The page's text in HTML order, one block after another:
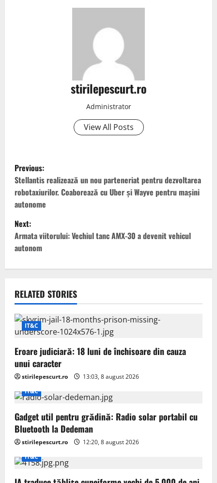
stirilepescurt.ro
Administrator
View All Posts
P
o
s
t
n
a
v
i
g
a
t
i
o
n
Previous:
Stellantis realizează un nou parteneriat pentru dezvoltarea
robotaxiurilor. Coaborează cu Uber și Wayve pentru mașini
autonome
Next:
Armata viitorului: Vechiul tanc AMX-30 a devenit vehicul
autonom
RELATED STORIES
IT&C
Eroare judiciară: 18 luni de închisoare din cauza
unui caracter
stirilepescurt.ro
13:03, 8 august 2026
IT&C
Gadget util pentru grădină: Radio solar portabil cu
Bluetooth la Dedeman
stirilepescurt.ro
12:20, 8 august 2026
IT&C